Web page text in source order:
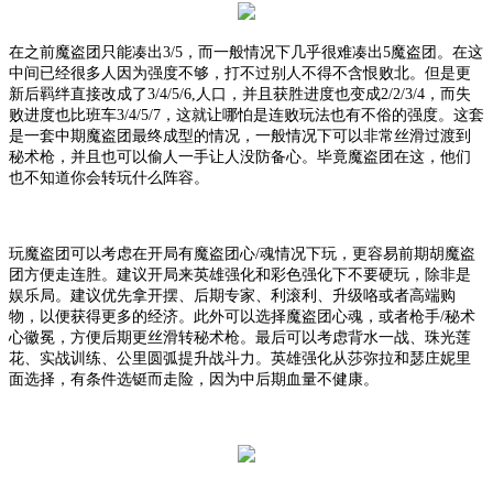
在之前魔盗团只能凑出3/5，而一般情况下几乎很难凑出5魔盗团。在这
中间已经很多人因为强度不够，打不过别人不得不含恨败北。但是更
新后羁绊直接改成了3/4/5/6,人口，并且获胜进度也变成2/2/3/4，而失
败进度也比班车3/4/5/7，这就让哪怕是连败玩法也有不俗的强度。这套
是一套中期魔盗团最终成型的情况，一般情况下可以非常丝滑过渡到
秘术枪，并且也可以偷人一手让人没防备心。毕竟魔盗团在这，他们
也不知道你会转玩什么阵容。
玩魔盗团可以考虑在开局有魔盗团心/魂情况下玩，更容易前期胡魔盗
团方便走连胜。建议开局来英雄强化和彩色强化下不要硬玩，除非是
娱乐局。建议优先拿开摆、后期专家、利滚利、升级咯或者高端购
物，以便获得更多的经济。此外可以选择魔盗团心魂，或者枪手/秘术
心徽冕，方便后期更丝滑转秘术枪。最后可以考虑背水一战、珠光莲
花、实战训练、公里圆弧提升战斗力。英雄强化从莎弥拉和瑟庄妮里
面选择，有条件选铤而走险，因为中后期血量不健康。